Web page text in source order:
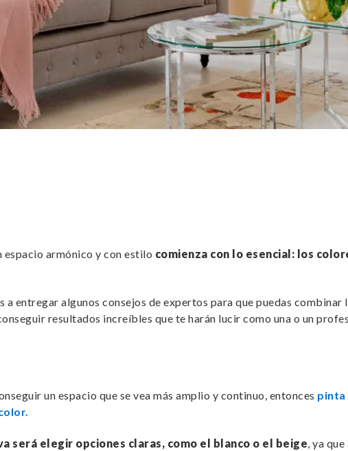
espacio armónico y con estilo comienza con lo esencial: los
a entregar algunos consejos de expertos para que puedas combinar
resultados increíbles que te harán lucir como una o un
un espacio que se vea más amplio y continuo, entonces pinta
será elegir opciones claras, como el blanco o el beige, ya